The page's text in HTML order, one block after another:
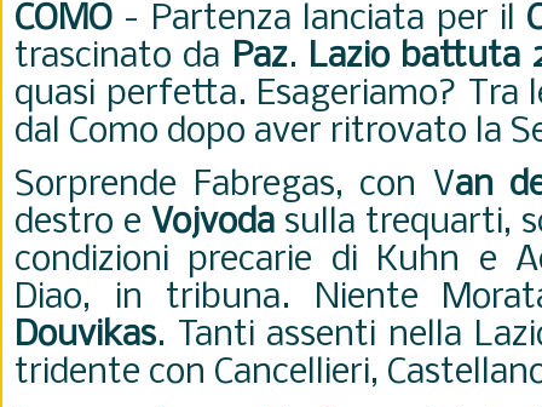
COMO - Partenza lanciata per il
trascinato da Paz. Lazio battuta
quasi perfetta. Esageriamo? Tra
dal Como dopo aver ritrovato la
Sorprende Fabregas, con Van
destro e Vojvoda sulla trequarti,
condizioni precarie di Kuhn e
Diao, in tribuna. Niente
Douvikas. Tanti assenti nella
tridente con Cancellieri,